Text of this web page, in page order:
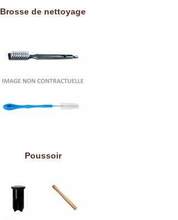
Brosse de nettoyage
Poussoir